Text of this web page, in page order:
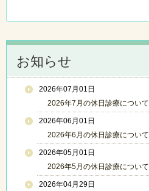
お知らせ
2026年07月01日
2026年7月の休日診療について
2026年06月01日
2026年6月の休日診療について
2026年05月01日
2026年5月の休日診療について
2026年04月29日